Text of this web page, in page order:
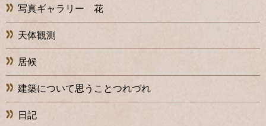
写真ギャラリー 花
天体観測
居候
建築について思うことつれづれ
日記